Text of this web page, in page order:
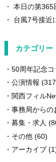
本日の第365
台風7号接近
カテゴリー
50周年記念コ
公演情報
関西フィル
事務局からの
募集・求人
その他(60)
アーカイブ